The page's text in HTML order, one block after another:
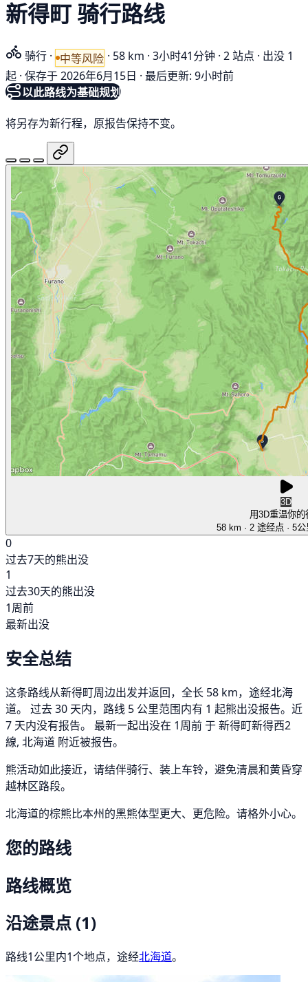
新得町 骑行路线
骑行 · 中等风险 · 58 km · 3小时41分钟 · 2 站点 · 出没 1
起 · 保存于 2026年6月15日 · 最后更新: 9小时前
以此路线为基础规划
将另存为新行程，原报告保持不变。
3D
用3D重温你的
58 km · 2 途经点 · 5
0
过去7天的熊出没
1
过去30天的熊出没
1周前
最新出没
安全总结
这条路线从新得町周边出发并返回，全长 58 km，途经北海
道。 过去 30 天内，路线 5 公里范围内有 1 起熊出没报告。近
7 天内没有报告。 最新一起出没在 1周前 于 新得町新得西2
線, 北海道 附近被报告。
熊活动如此接近，请结伴骑行、装上车铃，避免清晨和黄昏穿
越林区路段。
北海道的棕熊比本州的黑熊体型更大、更危险。请格外小心。
您的路线
路线概览
沿途景点 (1)
路线1公里内1个地点，途经北海道。